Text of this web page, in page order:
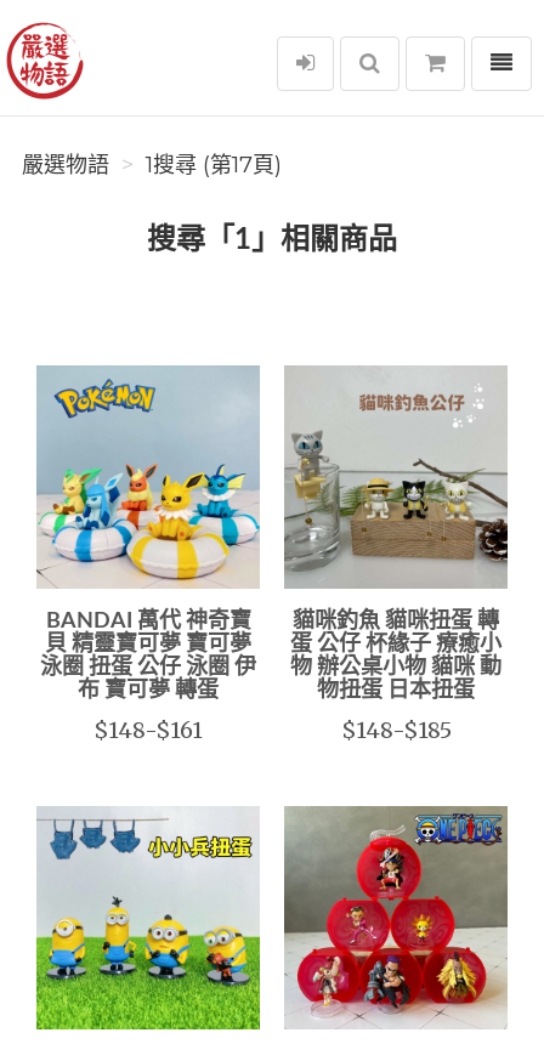
嚴選物語
選單
嚴選物語 1搜尋 (第17頁)
搜尋「1」相關商品
BANDAI 萬代 神奇寶
貝 精靈寶可夢 寶可夢
泳圈 扭蛋 公仔 泳圈 伊
布 寶可夢 轉蛋
$148-$161
貓咪釣魚 貓咪扭蛋 轉
蛋 公仔 杯緣子 療癒小
物 辦公桌小物 貓咪 動
物扭蛋 日本扭蛋
$148-$185